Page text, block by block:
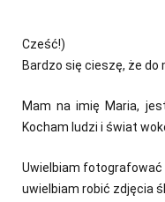
Cześć!)
Bardzo się cieszę, że do
Mam na imię Maria,
Kocham ludzi i świat
Uwielbiam fotografować
uwielbiam robić zdjęcia